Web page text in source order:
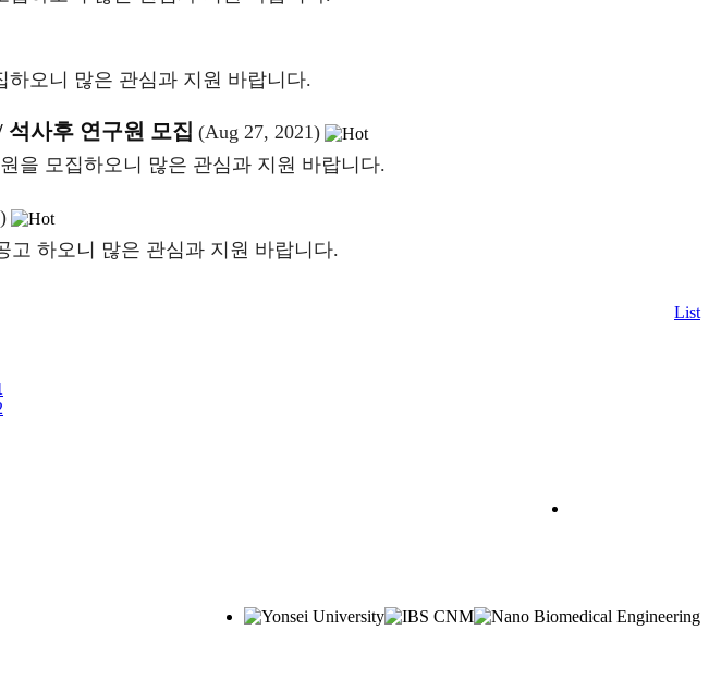
오니 많은 관심과 지원 바랍니다.
사후 연구원 모집 (Aug 27, 2021)
을 모집하오니 많은 관심과 지원 바랍니다.
고 하오니 많은 관심과 지원 바랍니다.
List